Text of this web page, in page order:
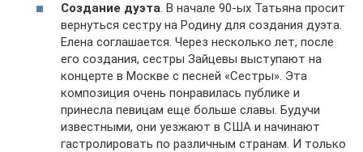
Создание дуэта. В начале 90-ых Татьяна просит
вернуться сестру на Родину для создания дуэта.
Елена соглашается. Через несколько лет, после
его создания, сестры Зайцевы выступают на
концерте в Москве с песней «Сестры». Эта
композиция очень понравилась публике и
принесла певицам еще больше славы. Будучи
известными, они уезжают в США и начинают
гастролировать по различным странам. И только